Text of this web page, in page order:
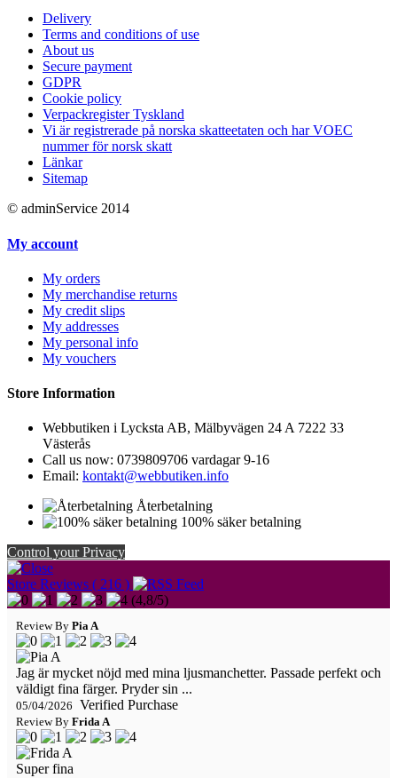
Delivery
Terms and conditions of use
About us
Secure payment
GDPR
Cookie policy
Verpackregister Tyskland
Vi är registrerade på norska skatteetaten och har VOEC
nummer för norsk skatt
Länkar
Sitemap
© adminService 2014
My account
My orders
My merchandise returns
My credit slips
My addresses
My personal info
My vouchers
Store Information
Webbutiken i Lycksta AB, Mälbyvägen 24 A 7222 33
Västerås
Call us now: 0739809706 vardagar 9-16
Email: kontakt@webbutiken.info
Återbetalning
100% säker betalning
Control your Privacy
Store Reviews ( 216 )
(4,8/5)
Review By Pia A
Jag är mycket nöjd med mina ljusmanchetter. Passade perfekt och
väldigt fina färger. Pryder sin ...
05/04/2026 Verified Purchase
Review By Frida A
Super fina